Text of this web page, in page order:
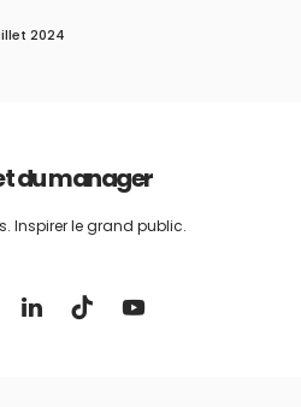
2024
du manager
Inspirer le grand public.